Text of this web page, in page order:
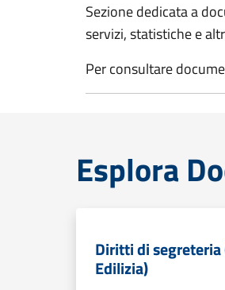
Sezione dedicata a
servizi, statistiche e
Per consultare
Esplora
Diritti di
Edilizia)